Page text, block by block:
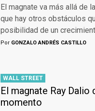
El magnate va más allá de
que hay otros obstáculos
posibilidad de un
Por GONZALO ANDRÉS CASTILLO
WALL STREET
El magnate Ray
momento